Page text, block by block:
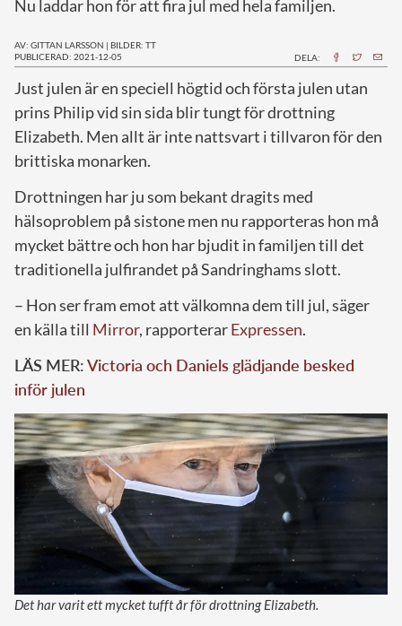
Nu laddar hon för att fira jul med hela familjen.
AV: GITTAN LARSSON | BILDER: TT
PUBLICERAD: 2021-12-05
DELA:
Just julen är en speciell högtid och första julen utan
prins Philip vid sin sida blir tungt för drottning
Elizabeth. Men allt är inte nattsvart i tillvaron för den
brittiska monarken.
Drottningen har ju som bekant dragits med
hälsoproblem på sistone men nu rapporteras hon må
mycket bättre och hon har bjudit in familjen till det
traditionella julfirandet på Sandringhams slott.
– Hon ser fram emot att välkomna dem till jul, säger
en källa till Mirror, rapporterarExpressen.
LÄS MER:Victoria och Daniels glädjande besked
inför julen
Det har varit ett mycket tufft år för drottning Elizabeth.